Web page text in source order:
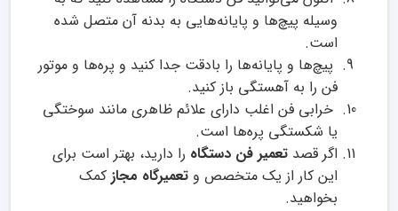
وسیله پیچ‌ها و پایانه‌هایی به بدنه آن متصل شده
است.
پیچ‌ها و پایانه‌ها را بادقت جدا کنید و پره‌ها و موتور
فن را به آهستگی باز کنید.
خرابی فن اغلب دارای علائم ظاهری مانند سوختگی
یا شکستگی پره‌ها است.
اگر قصد تعمیر فن دستگاه را دارید، بهتر است برای
این کار از یک متخصص و تعمیرگاه مجاز کمک
بخواهید.